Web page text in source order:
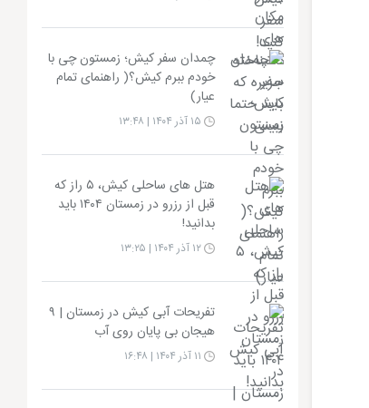
چمدان سفر کیش؛ زمستون چی با
خودم ببرم کیش؟( راهنمای تمام
عیار)
هتل های ساحلی کیش، ۵ راز که
قبل از رزرو در زمستان ۱۴۰۴ باید
بدانید!
۱۲ آذر ۱۴۰۴ | ۱۳:۲۵
تفریحات آبی کیش در زمستان | ۹
هیجان بی پایان روی آب